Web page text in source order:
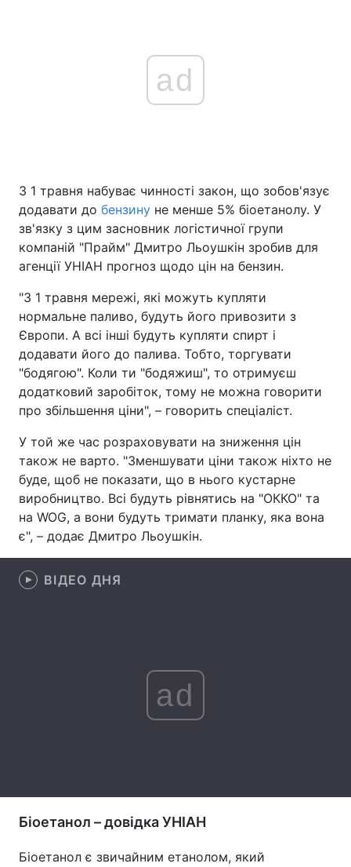
Головна Війна
Україна Політика
Економіка Світ
Спорт Наука
Техно і зв'язок Лайт
Зброя Інциденти
Здоров'я Туризм
Цікавинки Погода
Регіони
Лонгріди
Інтерв'ю
Тема оформлення
ad
З 1 травня набуває чинності закон, що зобов'язує
додавати до бензину не менше 5% біоетанолу. У
зв'язку з цим засновник логістичної групи
компаній "Прайм" Дмитро Льоушкін зробив для
агенції УНІАН прогноз щодо цін на бензин.
"З 1 травня мережі, які можуть купляти
нормальне паливо, будуть його привозити з
Європи. А всі інші будуть купляти спирт і
додавати його до палива. Тобто, торгувати
"бодягою". Коли ти "бодяжиш", то отримуєш
додатковий заробіток, тому не можна говорити
про збільшення ціни", – говорить спеціаліст.
У той же час розраховувати на зниження цін
також не варто. "Зменшувати ціни також ніхто не
буде, щоб не показати, що в нього кустарне
виробництво. Всі будуть рівнятись на "ОККО" та
на WOG, а вони будуть тримати планку, яка вона
є", – додає Дмитро Льоушкін.
ВІДЕО ДНЯ
ad
Біоетанол – довідка УНІАН
Біоетанол є звичайним етанолом, який